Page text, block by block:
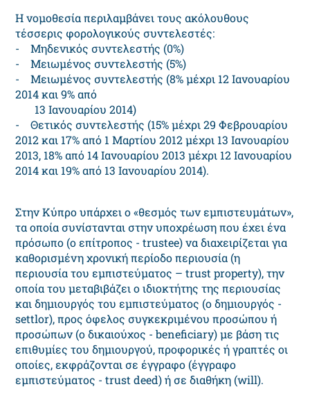
Η νομοθεσία περιλαμβάνει τους ακόλουθους
τέσσερις φορολογικούς συvτελεστές:
- Mηδενικός συντελεστής (0%)
- Mειωμένος συντελεστής (5%)
- Mειωμένος συντελεστής (8% μέχρι 12 Ιανουαρίου
2014 και 9% από
13 Ιανουαρίου 2014)
- Θετικός συντελεστής (15% μέχρι 29 Φεβρουαρίου
2012 και 17% από 1 Μαρτίου 2012 μέχρι 13 Ιανουαρίου
2013, 18% από 14 Ιανουαρίου 2013 μέχρι 12 Ιανουαρίου
2014 και 19% από 13 Ιανουαρίου 2014).
Στην Κύπρο υπάρχει ο «θεσμός των εμπιστευμάτων»,
τα οποία συνίστανται στην υποχρέωση που έχει ένα
πρόσωπο (ο επίτροπος - trustee) να διαχειρίζεται για
καθορισμένη χρονική περίοδο περιουσία (η
περιουσία του εμπιστεύματος – trust property), την
οποία του μεταβιβάζει ο ιδιοκτήτης της περιουσίας
και δημιουργός του εμπιστεύματος (ο δημιουργός -
settlor), προς όφελος συγκεκριμένου προσώπου ή
προσώπων (ο δικαιούχος - beneficiary) με βάση τις
επιθυμίες του δημιουργού, προφορικές ή γραπτές οι
οποίες, εκφράζονται σε έγγραφο (έγγραφο
εμπιστεύματος - trust deed) ή σε διαθήκη (will).